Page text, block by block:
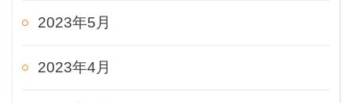
2023年5月
2023年4月